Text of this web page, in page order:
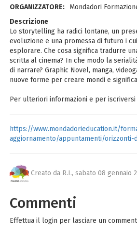
ORGANIZZATORE:
Mondadori
Descrizione
Lo storytelling ha radici lontane, un
evoluzione e una promessa di futuro i
esplorare. Che cosa significa tradurre
scritta al cinema? In che modo la
di narrare? Graphic Novel, manga,
nuove forme per creare mondi e
Per ulteriori informazioni e per
https://www.mondadorieducation.it/
aggiornamento/appuntamenti/
Creato da R.I., sabato 08 gennaio
Commenti
Effettua il login per lasciare un